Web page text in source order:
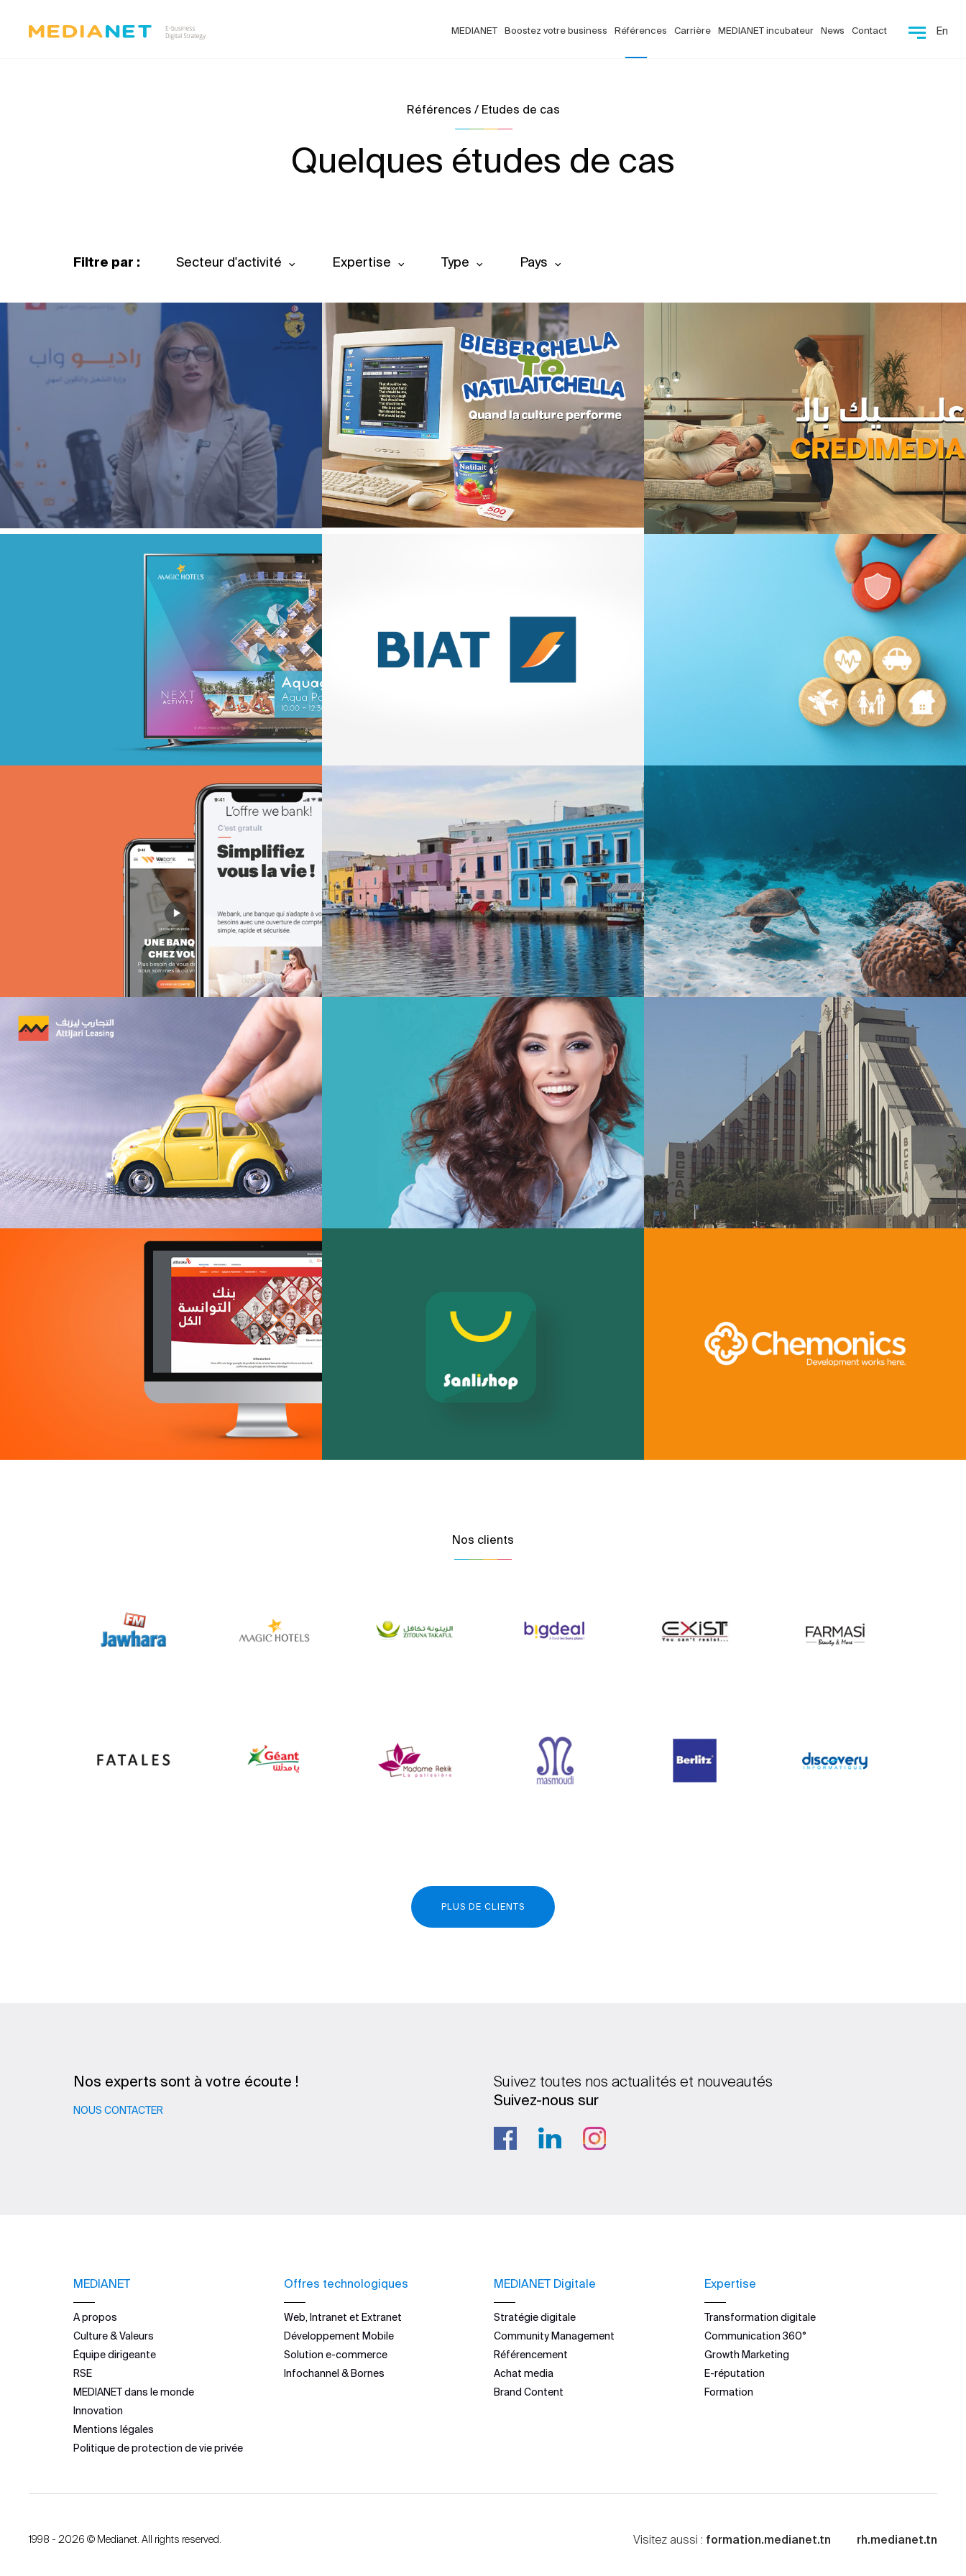
MEDIANET Boostez votre business Références Carrière MEDIANET incubateur News Contact En
Références / Etudes de cas
Quelques études de cas
Filtre par : Secteur d'activité Expertise Type Pays
Real-Time Marketing Activation
Agroalimentaire
Marketing Digital & Com 360°
Activation digitale & média
Campagne digitale "Projets de vie"
Banque et finance
Marketing Digital & Com 360°
Stratégie Social Media
Activation digitale & média
Achat media
Campagne BIAT TRE Juil. 2022
Marketing Digital & Com 360°
Plateformes digitales
Référencement
Stratégie Social Media
Activation digitale & média
Activation digitale & média
Web, Intranet et Extranet
Lilas
Activation digitale & média
Applications Mobiles
Web, Intranet et Extranet
Plateformes digitales
Web, Intranet et Extranet
La Poste de Côte d’Ivoire
Marketing Digital & Com 360°
Nos clients
PLUS DE CLIENTS
Nos experts sont à votre écoute !
NOUS CONTACTER
Suivez toutes nos actualités et nouveautés
Suivez-nous sur
MEDIANET
A propos
Culture & Valeurs
Équipe dirigeante
RSE
MEDIANET dans le monde
Innovation
Mentions légales
Politique de protection de vie privée
Offres technologiques
Web, Intranet et Extranet
Développement Mobile
Solution e-commerce
Infochannel & Bornes
MEDIANET Digitale
Stratégie digitale
Community Management
Référencement
Achat media
Brand Content
Expertise
Transformation digitale
Communication 360°
Growth Marketing
E-réputation
Formation
Visitez aussi : formation.medianet.tn rh.medianet.tn
1998 - 2026 © Medianet. All rights reserved.